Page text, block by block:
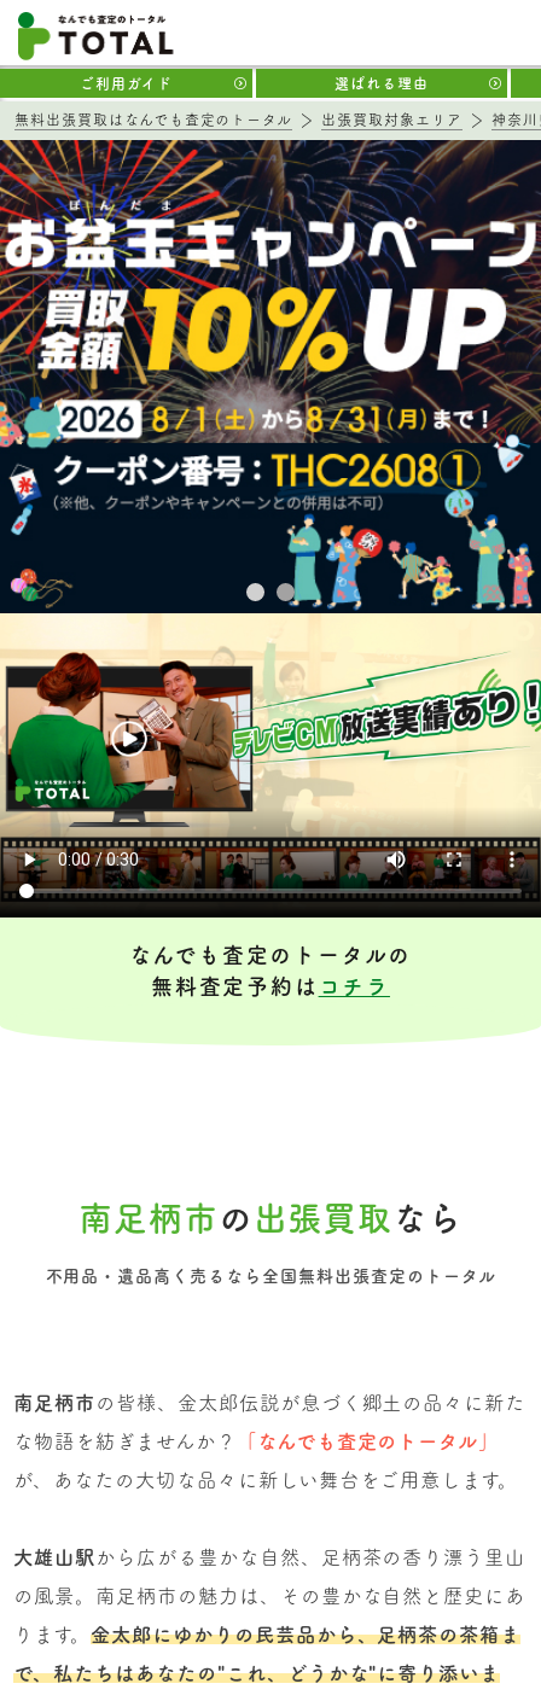
ご利用ガイド 選ばれる理由
無料出張買取はなんでも査定のトータル 出張買取対象エリア 神奈川
なんでも査定のトータルの
無料査定予約は コチラ
南足柄市 の 出張買取 なら
不用品・遺品高く売るなら全国無料出張査定のトータル
南足柄市 の皆様、金太郎伝説が息づく郷土の品々に新た
な物語を紡ぎませんか？
「なんでも査定のトータル」
が、あなたの大切な品々に新しい舞台をご用意します。
大雄山駅 から広がる豊かな自然、足柄茶の香り漂う里山
の風景。南足柄市の魅力は、その豊かな自然と歴史にあ
ります。金太郎にゆかりの民芸品から、足柄茶の茶箱ま
で、私たちはあなたの"これ、どうかな"に寄り添いま